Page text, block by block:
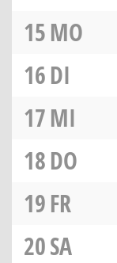
15MO
16DI
17MI
18DO
19FR
20SA